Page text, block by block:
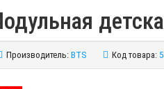
Производитель: BTS Код товара: